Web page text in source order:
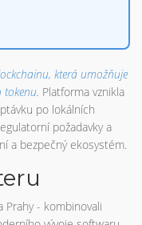
která umožňuje
tokenu. Platforma vznikla
po lokálních
požadavky a
a bezpečný ekosystém.
Prahy - kombinovali